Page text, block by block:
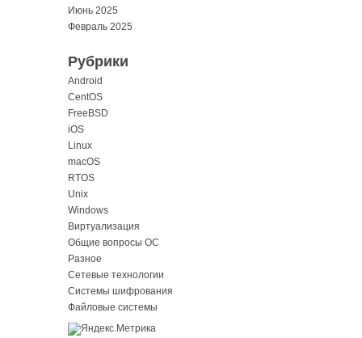
Июнь 2025
Февраль 2025
Рубрики
Android
CentOS
FreeBSD
iOS
Linux
macOS
RTOS
Unix
Windows
Виртуализация
Общие вопросы ОС
Разное
Сетевые технологии
Системы шифрования
Файловые системы